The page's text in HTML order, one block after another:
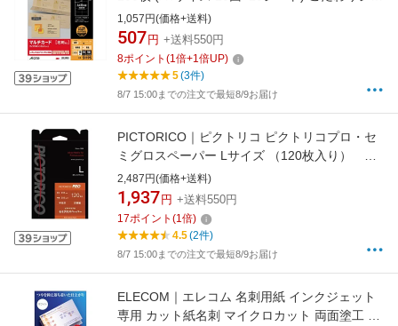
ーズ 茶色 51195
1,057円(価格+送料)
507 円 +送料550円
8ポイント (1倍+1倍UP)
5(3件)
8/7 15:00までの注文で最短8/9お届け
PICTORICO｜ピクトリコ ピクトリコプロ・セ
ミグロスペーパー Lサイズ （120枚入り）
PPS200-L/120[PPS200L120]
2,487円(価格+送料)
1,937 円 +送料550円
17ポイント (1倍)
4.5(2件)
8/7 15:00までの注文で最短8/9お届け
ELECOM｜エレコム 名刺用紙 インクジェット
専用 カット紙名刺 マイクロカット 両面塗工 ホ